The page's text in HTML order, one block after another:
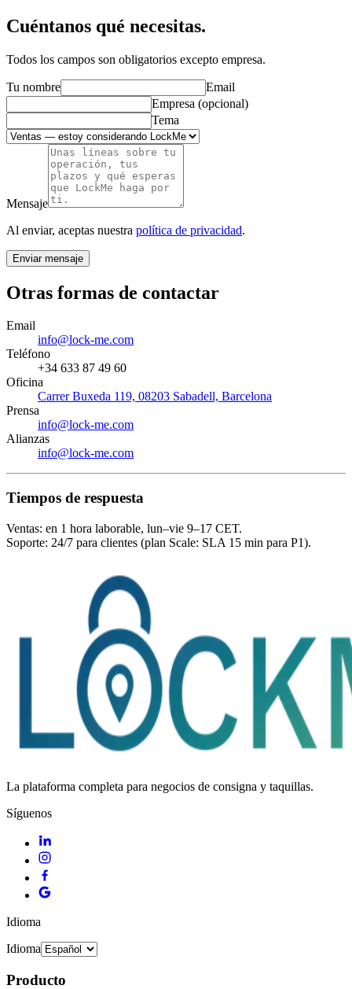
Cuéntanos qué necesitas.
Todos los campos son obligatorios excepto empresa.
Tu nombre
Email
Empresa (opcional)
Tema
Mensaje
Al enviar, aceptas nuestra política de privacidad.
Enviar mensaje
Otras formas de contactar
Email
info@lock-me.com
Teléfono
+34 633 87 49 60
Oficina
Carrer Buxeda 119, 08203 Sabadell, Barcelona
Prensa
info@lock-me.com
Alianzas
info@lock-me.com
Tiempos de respuesta
Ventas: en 1 hora laborable, lun–vie 9–17 CET.
Soporte: 24/7 para clientes (plan Scale: SLA 15 min para P1).
La plataforma completa para negocios de consigna y taquillas.
Síguenos
Idioma
Idioma
Producto